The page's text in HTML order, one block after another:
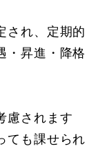
され、定期的
・昇進・降格
慮されます
ても課せられ